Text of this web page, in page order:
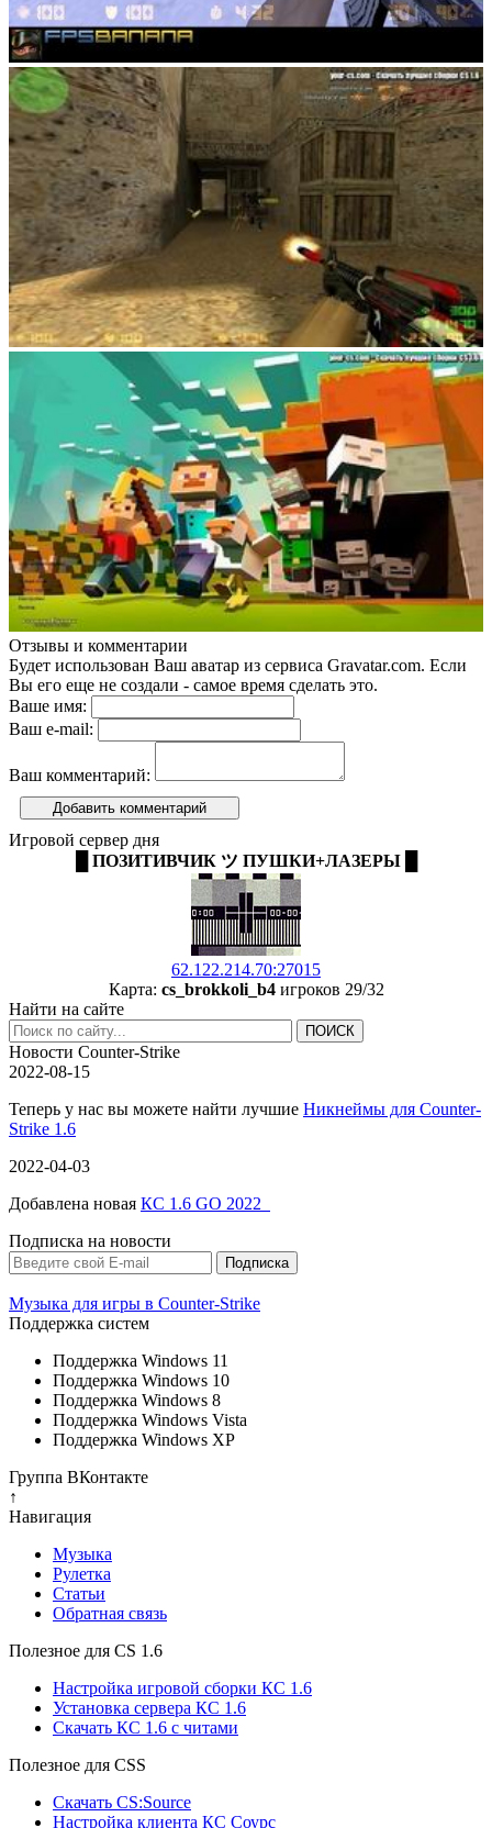
Отзывы и комментарии
Будет использован Ваш аватар из сервиса Gravatar.com. Если
Вы его еще не создали - самое время сделать это.
Ваше имя:
Ваш e-mail:
Ваш комментарий:
Добавить комментарий
Игровой сервер дня
█ ПОЗИТИВЧИК ツ ПУШКИ+ЛАЗЕРЫ █
62.122.214.70:27015
Карта: cs_brokkoli_b4игроков 29/32
Найти на сайте
Новости Counter-Strike
2022-08-15
Теперь у нас вы можете найти лучшие Никнеймы для Counter-
Strike 1.6
2022-04-03
Добавлена новая КС 1.6 GO 2022
Подписка на новости
Музыка для игры в Counter-Strike
Поддержка систем
Поддержка Windows 11
Поддержка Windows 10
Поддержка Windows 8
Поддержка Windows Vista
Поддержка Windows XP
Группа ВКонтакте
↑
Навигация
Музыка
Рулетка
Cтатьи
Обратная связь
Полезное для CS 1.6
Настройка игровой сборки КС 1.6
Установка сервера КС 1.6
Скачать КС 1.6 с читами
Полезное для CSS
Скачать CS:Source
Настройка клиента КС Cоурс